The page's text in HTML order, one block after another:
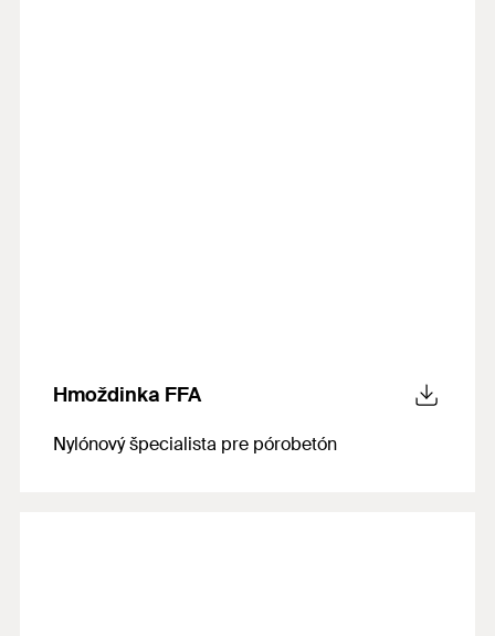
Hmoždinka FFA
Nylónový špecialista pre pórobetón